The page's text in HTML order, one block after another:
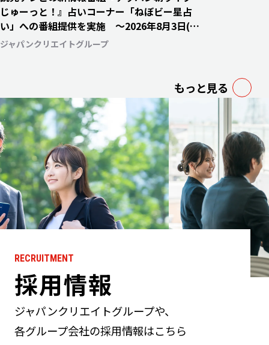
じゅーっと！』占いコーナー「ねぼビー星占
い」への番組提供を実施 〜2026年8月3日(月)
より毎週月・水・金曜日にて放送開始〜
ジャパンクリエイトグループ
もっと見る
RECRUITMENT
採用情報
ジャパンクリエイトグループや、
各グループ会社の採用情報はこちら